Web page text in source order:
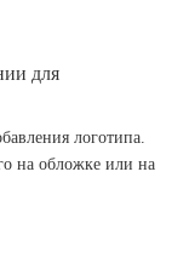
для
логотипа.
на обложке или на